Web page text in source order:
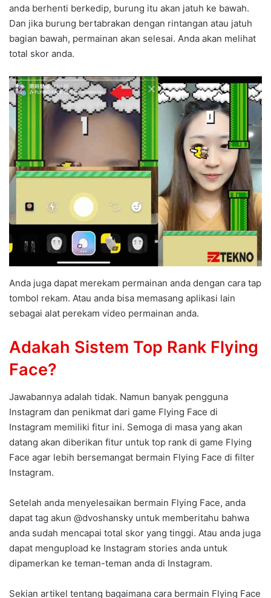
anda berhenti berkedip, burung itu akan jatuh ke bawah.
Dan jika burung bertabrakan dengan rintangan atau jatuh
bagian bawah, permainan akan selesai. Anda akan melihat
total skor anda.
Anda juga dapat merekam permainan anda dengan cara tap
tombol rekam. Atau anda bisa memasang aplikasi lain
sebagai alat perekam video permainan anda.
Adakah Sistem Top Rank Flying
Face?
Jawabannya adalah tidak. Namun banyak pengguna
Instagram dan penikmat dari game Flying Face di
Instagram memiliki fitur ini. Semoga di masa yang akan
datang akan diberikan fitur untuk top rank di game Flying
Face agar lebih bersemangat bermain Flying Face di filter
Instagram.
Setelah anda menyelesaikan bermain Flying Face, anda
dapat tag akun @dvoshansky untuk memberitahu bahwa
anda sudah mencapai total skor yang tinggi. Atau anda juga
dapat mengupload ke Instagram stories anda untuk
dipamerkan ke teman-teman anda di Instagram.
Sekian artikel tentang bagaimana cara bermain Flying Face